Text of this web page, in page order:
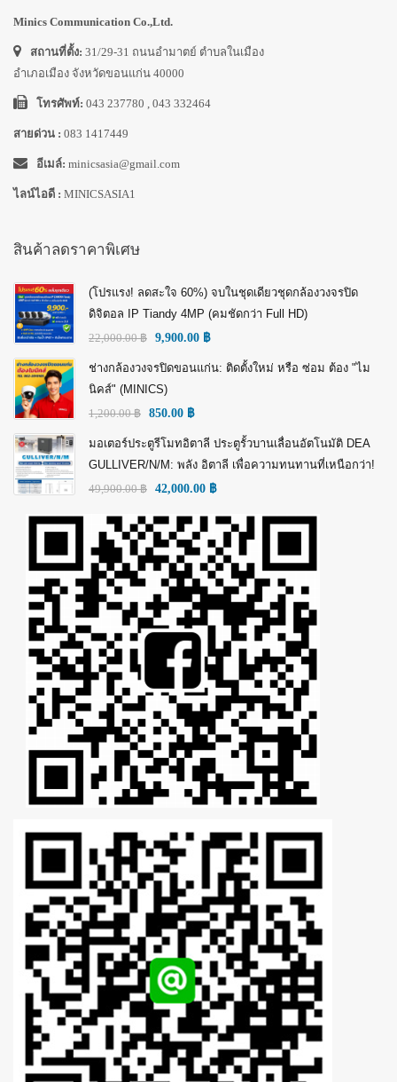
Minics Communication Co.,Ltd.
สถานที่ตั้ง: 31/29-31 ถนนอำมาตย์ ตำบลในเมือง
อำเภอเมือง จังหวัดขอนแก่น 40000
โทรศัพท์: 043 237780 , 043 332464
สายด่วน : 083 1417449
อีเมล์: minicsasia@gmail.com
ไลน์ไอดี : MINICSASIA1
สินค้าลดราคาพิเศษ
(โปรแรง! ลดสะใจ 60%) จบในชุดเดียวชุดกล้องวงจรปิด
ดิจิตอล IP Tiandy 4MP (คมชัดกว่า Full HD)
22,000.00฿ 9,900.00 ฿
ช่างกล้องวงจรปิดขอนแก่น: ติดตั้งใหม่ หรือ ซ่อม ต้อง "ไม
นิคส์" (MINICS)
1,200.00฿ 850.00 ฿
มอเตอร์ประตูรีโมทอิตาลี ประตูรั้วบานเลื่อนอัตโนมัติ DEA
GULLIVER/N/M: พลัง อิตาลี เพื่อความทนทานที่เหนือกว่า!
49,900.00฿ 42,000.00 ฿